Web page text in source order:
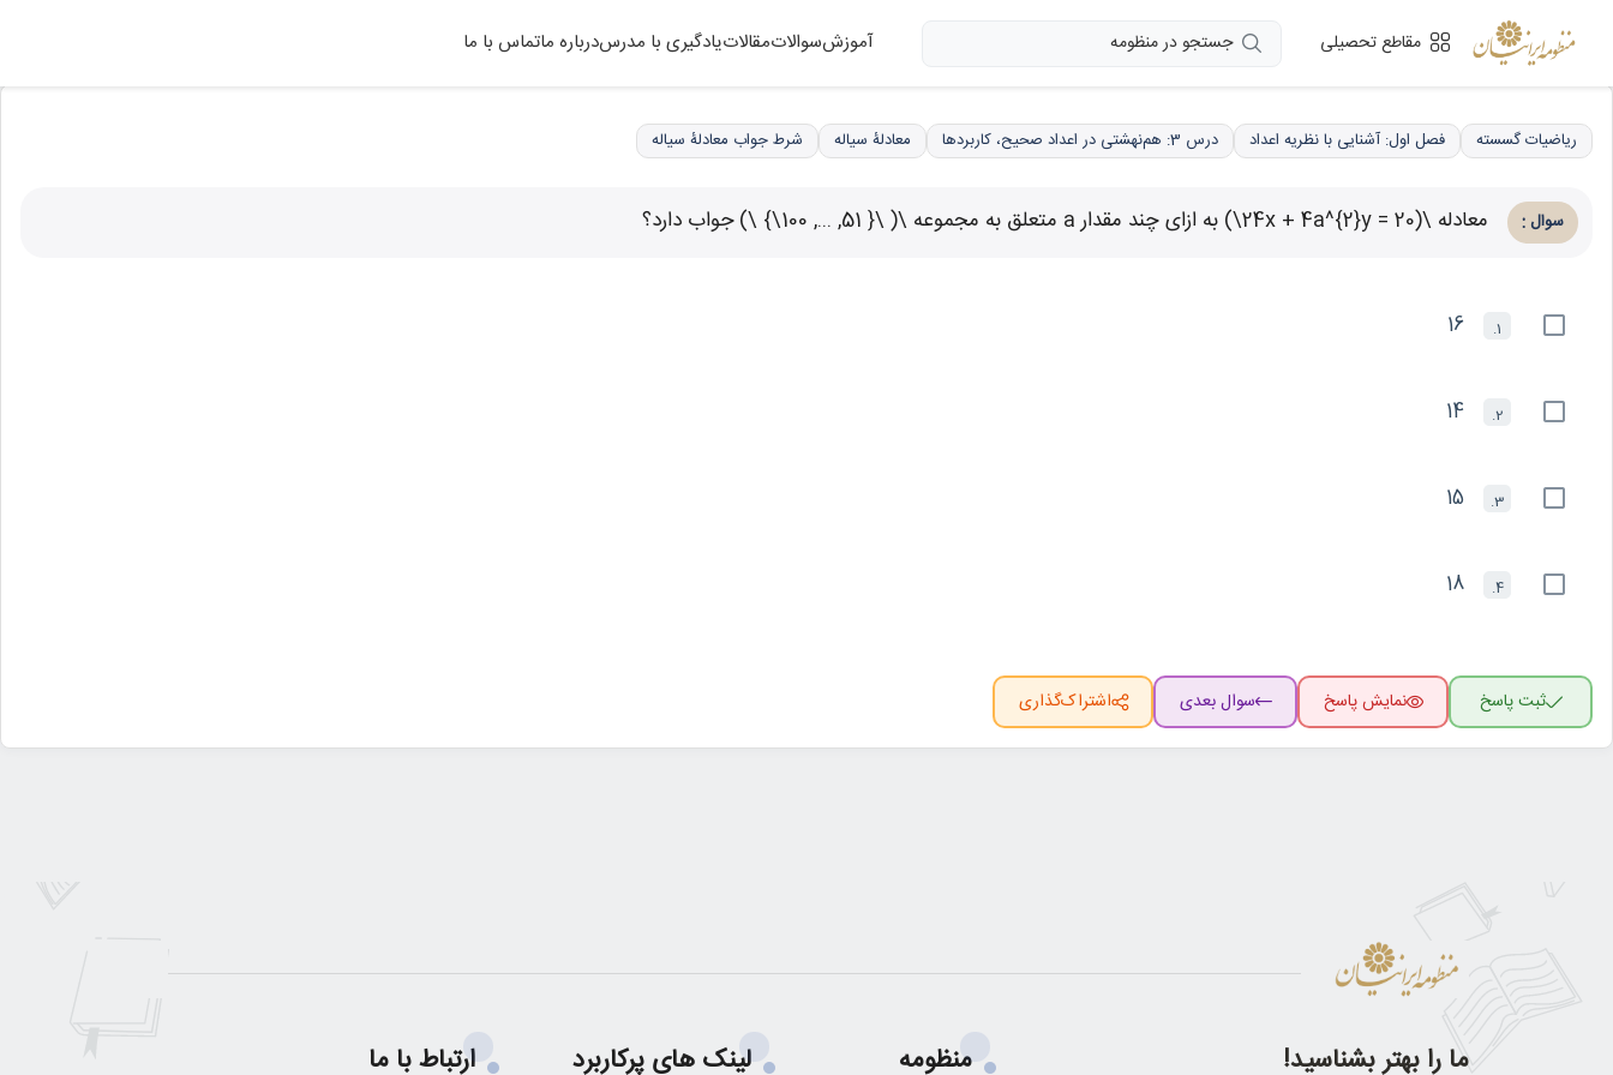
مقاطع تحصیلی جستجو در منظومه آموزشسوالاتمقالاتیادگیری با مدرسدرباره ماتماس با ما
ریاضیات گسسته فصل اول: آشنایی با نظریه اعداد درس 3: هم‌نهشتی در اعداد صحیح، کاربردها معادلۀ سیاله شرط جواب معادلۀ سیاله
سوال : معادله \(24x + 4a^{2}y = 20\) به ازای چند مقدار a متعلق به مجموعه \( \{ 51, ..., 100\} \) جواب دارد؟
1.
16
2.
14
3.
15
4.
18
ثبت پاسخ نمایش پاسخ سوال بعدی اشتراک‌گذاری
ما را بهتر بشناسید! منظومه لینک های پرکاربرد ارتباط با ما